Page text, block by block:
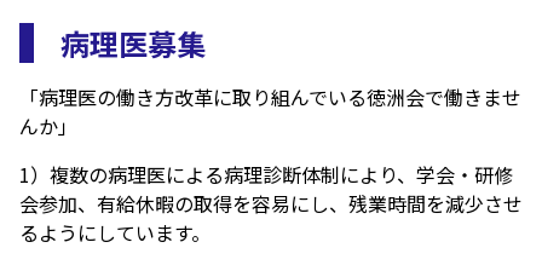
病理医募集
「病理医の働き方改革に取り組んでいる徳洲会で働きませ
んか」
1）複数の病理医による病理診断体制により、学会・研修
会参加、有給休暇の取得を容易にし、残業時間を減少させ
るようにしています。